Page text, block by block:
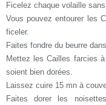
Ficelez chaque volaille
Vous pouvez entourer les
ficeler.
Faites fondre du beurre
Mettez les Cailles farcies
soient bien dorées.
Laissez cuire 15 mn à
Faites dorer les